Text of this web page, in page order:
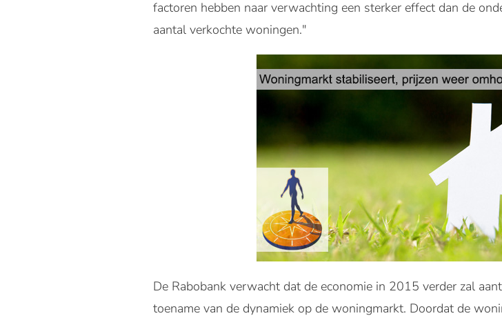
factoren hebben naar verwachting een sterker effect dan de
aantal verkochte woningen."
De Rabobank verwacht dat de economie in 2015 verder zal
toename van de dynamiek op de woningmarkt. Doordat de